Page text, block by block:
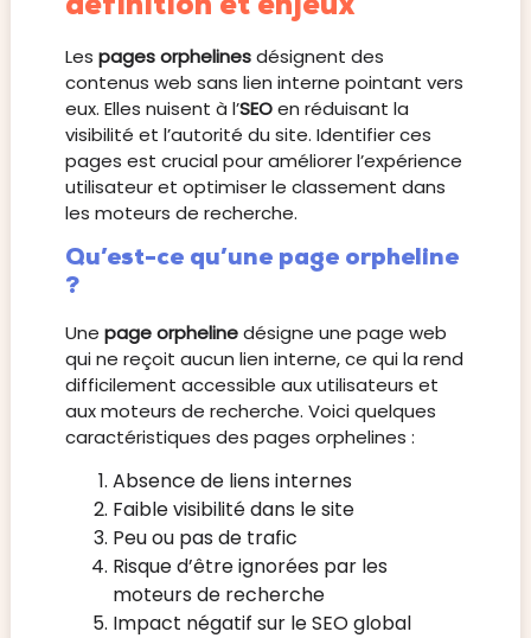
définition et enjeux
Les pages orphelinesdésignent des
contenus web sans lien interne pointant vers
eux. Elles nuisent à l’SEOen réduisant la
visibilité et l’autorité du site. Identifier ces
pages est crucial pour améliorer l’expérience
utilisateur et optimiser le classement dans
les moteurs de recherche.
Qu’est-ce qu’une page orpheline
?
Une page orphelinedésigne une page web
qui ne reçoit aucun lien interne, ce qui la rend
difficilement accessible aux utilisateurs et
aux moteurs de recherche. Voici quelques
caractéristiques des pages orphelines :
Absence de liens internes
Faible visibilité dans le site
Peu ou pas de trafic
Risque d’être ignorées par les
moteurs de recherche
Impact négatif sur le SEO global